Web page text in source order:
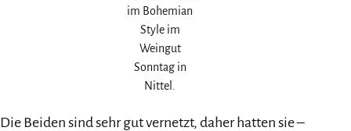
im Bohemian
Style im
Weingut
Sonntag in
Nittel.
Die Beiden sind sehr gut vernetzt, daher hatten sie –